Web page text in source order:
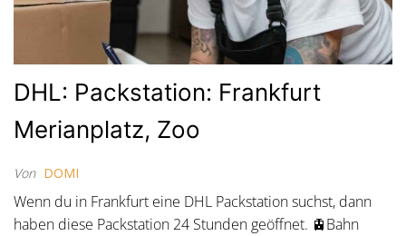
DHL: Packstation: Frankfurt
Merianplatz, Zoo
Von DOMI
Wenn du in Frankfurt eine DHL Packstation suchst, dann
haben diese Packstation 24 Stunden geöffnet. 🚊Bahn